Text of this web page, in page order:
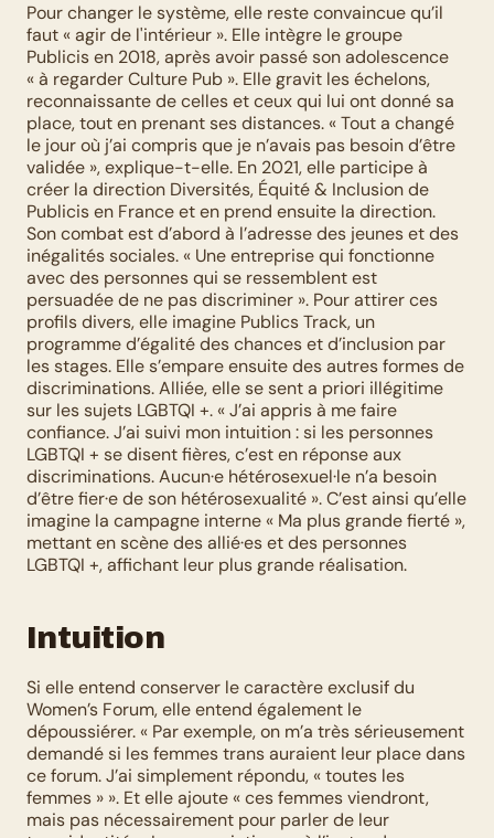
Pour changer le système, elle reste convaincue qu’il
faut « agir de l'intérieur ». Elle intègre le groupe
Publicis en 2018, après avoir passé son adolescence
« à regarder Culture Pub ». Elle gravit les échelons,
reconnaissante de celles et ceux qui lui ont donné sa
place, tout en prenant ses distances. « Tout a changé
le jour où j’ai compris que je n’avais pas besoin d’être
validée », explique-t-elle. En 2021, elle participe à
créer la direction Diversités, Équité & Inclusion de
Publicis en France et en prend ensuite la direction.
Son combat est d’abord à l’adresse des jeunes et des
inégalités sociales. « Une entreprise qui fonctionne
avec des personnes qui se ressemblent est
persuadée de ne pas discriminer ». Pour attirer ces
profils divers, elle imagine Publics Track, un
programme d’égalité des chances et d’inclusion par
les stages. Elle s’empare ensuite des autres formes de
discriminations. Alliée, elle se sent a priori illégitime
sur les sujets LGBTQI +. « J’ai appris à me faire
confiance. J’ai suivi mon intuition : si les personnes
LGBTQI + se disent fières, c’est en réponse aux
discriminations. Aucun·e hétérosexuel·le n’a besoin
d’être fier·e de son hétérosexualité ». C’est ainsi qu’elle
imagine la campagne interne « Ma plus grande fierté »,
mettant en scène des allié·es et des personnes
LGBTQI +, affichant leur plus grande réalisation.
Intuition
Si elle entend conserver le caractère exclusif du
Women’s Forum, elle entend également le
dépoussiérer. « Par exemple, on m’a très sérieusement
demandé si les femmes trans auraient leur place dans
ce forum. J’ai simplement répondu, « toutes les
femmes » ». Et elle ajoute « ces femmes viendront,
mais pas nécessairement pour parler de leur